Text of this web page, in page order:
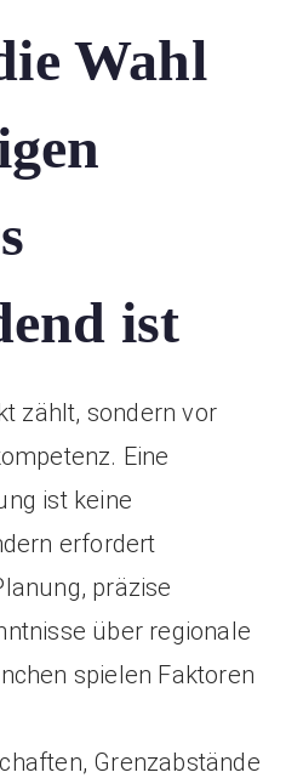
Wahl
ist
zählt, sondern vor
Eine
ist keine
erfordert
präzise
über regionale
spielen Faktoren
Grenzabstände